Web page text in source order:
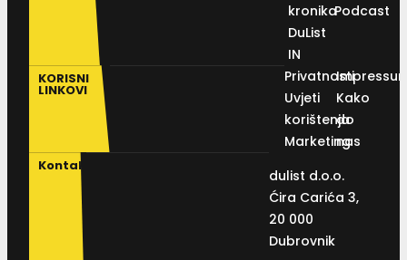
kronika
DuList
IN
Podcast
KORISNI
LINKOVI
Privatnosti
Uvjeti
korištenja
Marketing
Kako
do
nas
Kontakt
dulist d.o.o.
Ćira Carića 3,
20 000
Dubrovnik